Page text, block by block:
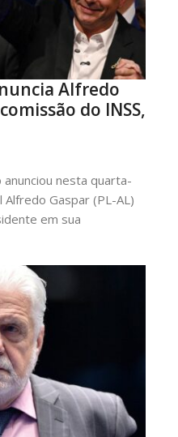
Alfredo
do INSS,
nesta quarta-
Gaspar (PL-AL)
em sua